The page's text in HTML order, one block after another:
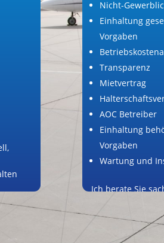
Nicht-
Einhaltung
Vorgaben
Transparenz
Mietvertrag
AOC Betreiber
Einhaltung
Vorgaben
Wartung und
Ich berate Sie
objektiv, damit Ihr
einem